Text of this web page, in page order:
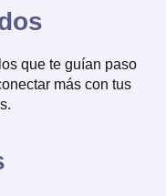
que te guían paso
más con tus